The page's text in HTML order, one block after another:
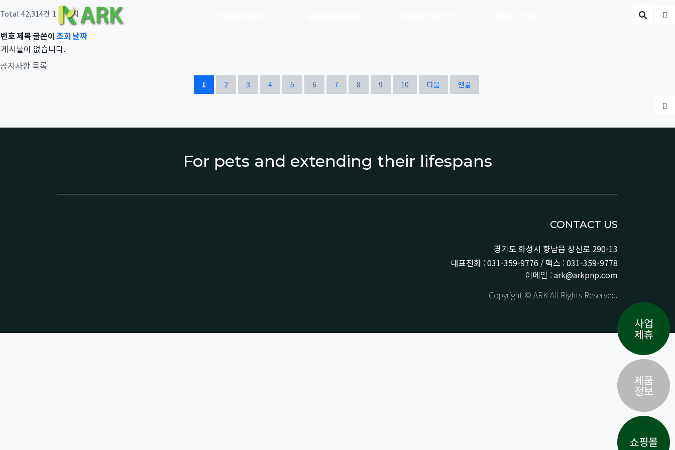
Total 42,314건 1 페이지 게시판
공지사항 목록
번호제목글쓴이조회날짜
게시물이 없습니다.
열린
1 페이지
2
페이지 3
페이지 4
페이지 5
페이지 6
페이지 7
페이지 8
페이지 9
페이지 10
페이지 다음 맨끝
For pets and extending their lifespans
CONTACT US
경기도 화성시 향남읍 상신로 290-13
대표전화 : 031-359-9776 / 팩스 : 031-359-9778
이메일 : ark@arkpnp.com
Copyright © ARK All Rights Reserved.
사업
제휴
제품
정보
쇼핑몰